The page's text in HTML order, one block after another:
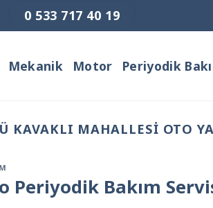
0 533 717 40 19
Mekanik Motor Periyodik
KAVAKLI MAHALLESI OTO
Periyodik Bakım